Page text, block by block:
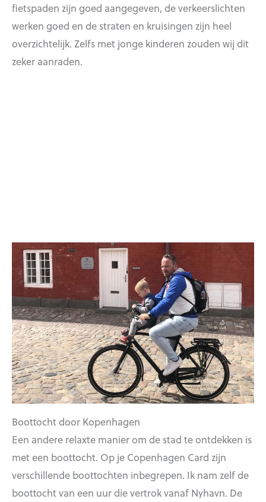
fietspaden zijn goed aangegeven, de verkeerslichten
werken goed en de straten en kruisingen zijn heel
overzichtelijk. Zelfs met jonge kinderen zouden wij dit
zeker aanraden.
Boottocht door Kopenhagen
Een andere relaxte manier om de stad te ontdekken is
met een boottocht. Op je Copenhagen Card zijn
verschillende boottochten inbegrepen. Ik nam zelf de
boottocht van een uur die vertrok vanaf Nyhavn. De